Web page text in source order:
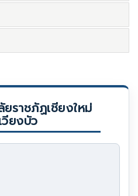
ราชภัฏเชียงใหม่
วียงบัว